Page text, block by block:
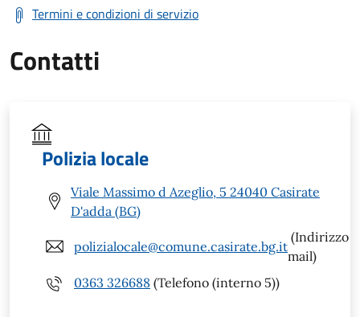
Termini e condizioni di servizio
Contatti
Polizia locale
Viale Massimo d Azeglio, 5 24040 Casirate
D'adda (BG)
polizialocale@comune.casirate.bg.it
(Indirizzo
mail)
0363 326688 (Telefono (interno 5))